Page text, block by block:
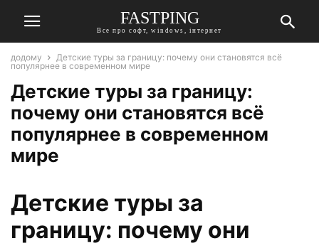
FASTPING
Все про софт, windows, інтернет
додому
Детские туры за границу: почему они становятся всё
популярнее в современном мире
Детские туры за границу:
почему они становятся всё
популярнее в современном
мире
Детские туры за
границу: почему они